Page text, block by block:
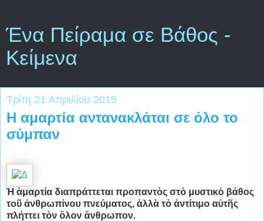
Ένα Πείραμα σε Βάθος -
Κείμενα
Τρίτη 21 Απριλίου 2015
Η αμαρτία αντανακλάται σε όλο το
σύμπαν
Ἡ ἁμαρτία διαπράττεται προπαντὸς στὸ μυστικὸ βάθος
τοῦ ἀνθρωπίνου πνεύματος, ἀλλὰ τὸ ἀντίτιμο αὐτῆς
πλήττει τὸν ὅλον ἄνθρωπον.